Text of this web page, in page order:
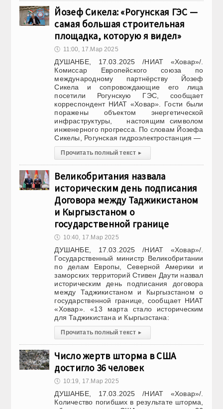
Йозеф Сикела: «Рогунская ГЭС —
самая большая строительная
площадка, которую я видел»
🕔 11:00, 17.Мар 2025
ДУШАНБЕ, 17.03.2025 /НИАТ «Ховар»/.
Комиссар Европейского союза по
международному партнёрству Йозеф
Сикела и сопровождающие его лица
посетили Рогунскую ГЭС, сообщает
корреспондент НИАТ «Ховар». Гости были
поражены объектом энергетической
инфраструктуры, настоящим символом
инженерного прогресса. По словам Йозефа
Сикелы, Рогунская гидроэлектростанция —
Прочитать полный текст ▸
Великобритания назвала
историческим день подписания
Договора между Таджикистаном
и Кыргызстаном о
государственной границе
🕔 10:40, 17.Мар 2025
ДУШАНБЕ, 17.03.2025 /НИАТ «Ховар»/.
Государственный министр Великобритании
по делам Европы, Северной Америки и
заморских территорий Стивен Даути назвал
историческим день подписания договора
между Таджикистаном и Кыргызстаном о
государственной границе, сообщает НИАТ
«Ховар». «13 марта стало историческим
для Таджикистана и Кыргызстана:
Прочитать полный текст ▸
Число жертв шторма в США
достигло 36 человек
🕔 10:19, 17.Мар 2025
ДУШАНБЕ, 17.03.2025 /НИАТ «Ховар»/.
Количество погибших в результате шторма,